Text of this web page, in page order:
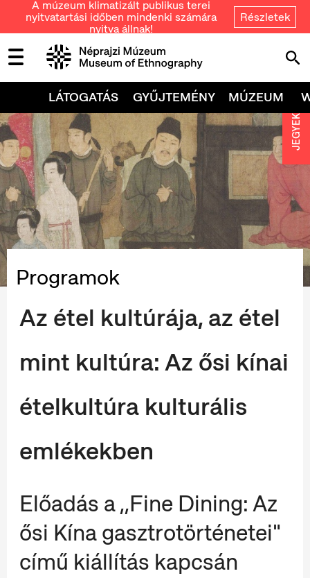
A múzeum klimatizált publikus terei
nyitvatartási időben mindenki számára
nyitva állnak!
Részletek
LÁTOGATÁS GYŰJTEMÉNY MÚZEUM
Programok
Az étel kultúrája, az étel
mint kultúra: Az ősi kínai
ételkultúra kulturális
emlékekben
Előadás a ,,Fine Dining: Az
ősi Kína gasztrotörténetei"
című kiállítás kapcsán
JEGYEK